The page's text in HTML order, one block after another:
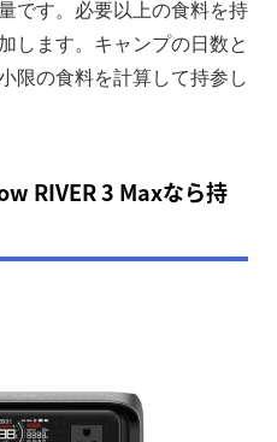
です。必要以上の食料を持
します。キャンプの日数と
限の食料を計算して持参し
RIVER 3 Maxなら持